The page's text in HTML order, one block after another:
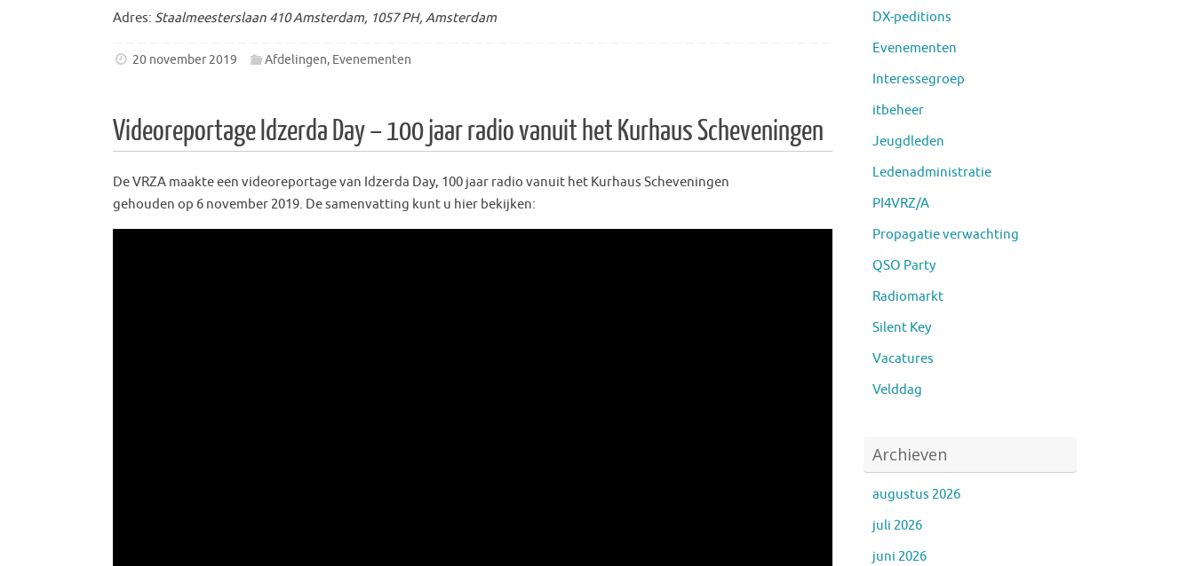
Adres: Staalmeesterslaan 410 Amsterdam, 1057 PH, Amsterdam
20 november 2019 Afdelingen, Evenementen
Videoreportage Idzerda Day – 100 jaar radio vanuit het Kurhaus Scheveningen
De VRZA maakte een videoreportage van Idzerda Day, 100 jaar radio vanuit het Kurhaus Scheveningen
gehouden op 6 november 2019. De samenvatting kunt u hier bekijken:
DX-peditions
Evenementen
Interessegroep
itbeheer
Jeugdleden
Ledenadministratie
PI4VRZ/A
Propagatie verwachting
QSO Party
Radiomarkt
Silent Key
Vacatures
Velddag
Archieven
augustus 2026
juli 2026
juni 2026